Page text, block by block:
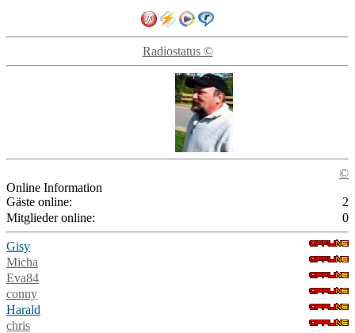
Radiostatus ©
©
Online Information
Gäste online:
2
Mitglieder online:
0
Gisy
Micha
Eva84
conny
Harald
chris